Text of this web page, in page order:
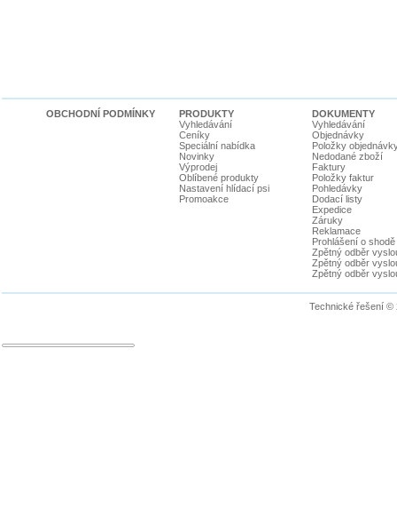
OBCHODNÍ PODMÍNKY
PRODUKTY
Vyhledávání
Ceníky
Speciální nabídka
Novinky
Výprodej
Oblíbené produkty
Nastavení hlídací psi
Promoakce
DOKUMENTY
Vyhledávání
Objednávky
Položky
Nedodané zboží
Faktury
Položky faktur
Pohledávky
Dodací listy
Expedice
Záruky
Reklamace
Prohlášení o shodě
Zpětný odběr
Zpětný odběr
Zpětný odběr
Technické řešení ©